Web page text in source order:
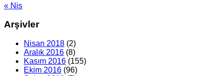
« Nis
Arşivler
Nisan 2018 (2)
Aralık 2016 (8)
Kasım 2016 (155)
Ekim 2016 (96)